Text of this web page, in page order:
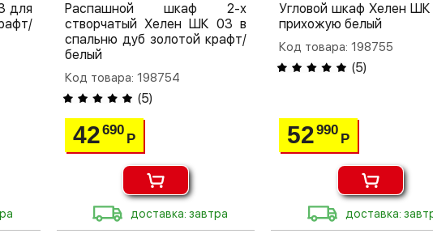
для
Распашной шкаф 2-х
створчатый Хелен ШК 03 в
спальню дуб золотой крафт/
белый
Код товара: 198754
(5)
42690
Р
доставка: завтра
Угловой шкаф Хелен ШК
прихожую белый
Код товара: 198755
(5)
52990
Р
доставка: